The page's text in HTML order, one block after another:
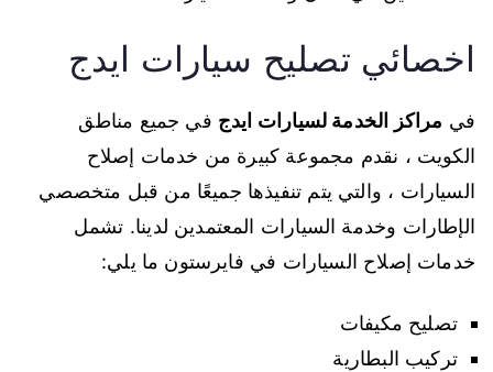
اخصائي تصليح سيارات ايدج
في مراكز الخدمة لسيارات ايدج في جميع مناطق
الكويت ، نقدم مجموعة كبيرة من خدمات إصلاح
السيارات ، والتي يتم تنفيذها جميعًا من قبل متخصصي
الإطارات وخدمة السيارات المعتمدين لدينا. تشمل
خدمات إصلاح السيارات في فايرستون ما يلي:
تصليح مكيفات
تركيب البطارية